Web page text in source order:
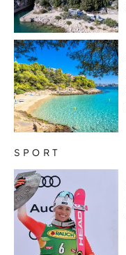
SPORT